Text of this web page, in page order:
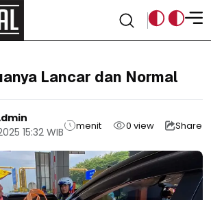
Lancar dan Normal
15:32 WIB
menit 0 view Share